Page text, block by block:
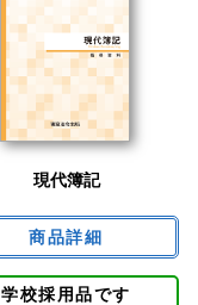
現代簿記
学校採用品です